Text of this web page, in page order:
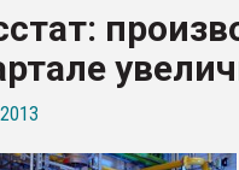
рынке
выдува ПЭТ
НА ФОРУМ